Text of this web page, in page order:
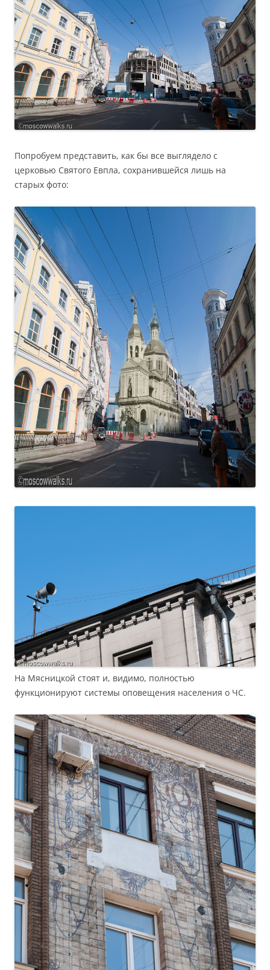
Попробуем представить, как бы все выглядело с
церковью Святого Евпла, сохранившейся лишь на
старых фото:
На Мясницкой стоят и, видимо, полностью
функционируют системы оповещения населения о ЧС.